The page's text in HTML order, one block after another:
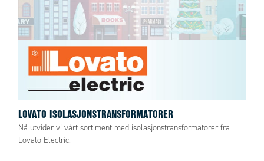
LOVATO ISOLASJONSTRANSFORMATORER
Nå utvider vi vårt sortiment med isolasjonstransformatorer fra
Lovato Electric.